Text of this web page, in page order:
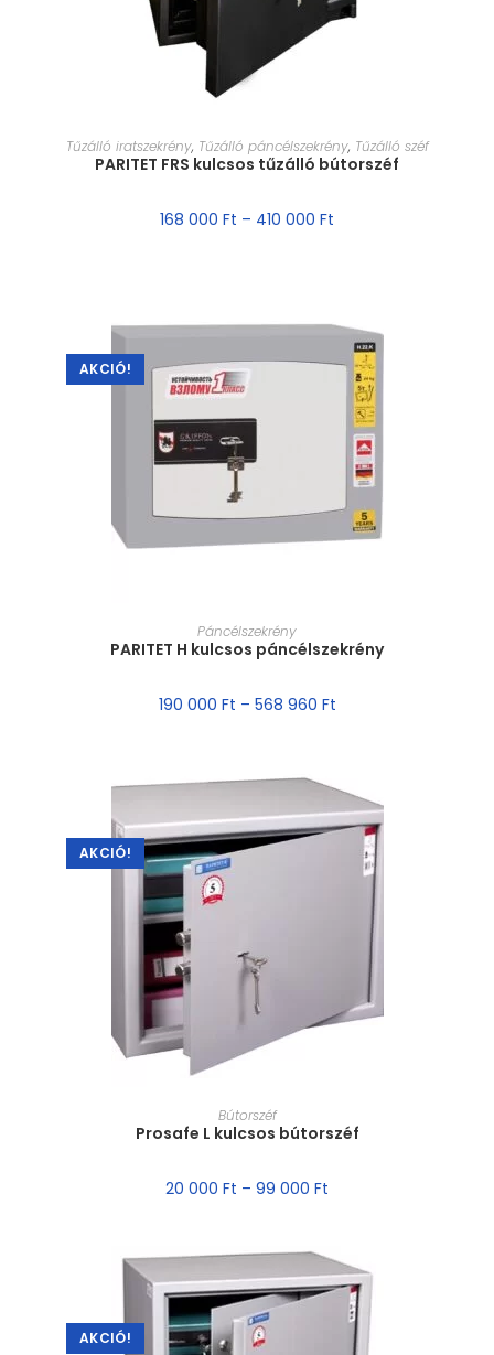
MÉRET VÁLASZTÁSA
Tűzálló iratszekrény, Tűzálló páncélszekrény, Tűzálló széf
PARITET FRS kulcsos tűzálló bútorszéf
168 000 Ft – 410 000 Ft
AKCIÓ!
MÉRET VÁLASZTÁSA
Páncélszekrény
PARITET H kulcsos páncélszekrény
190 000 Ft – 568 960 Ft
AKCIÓ!
MÉRET VÁLASZTÁSA
Bútorszéf
Prosafe L kulcsos bútorszéf
20 000 Ft – 99 000 Ft
AKCIÓ!